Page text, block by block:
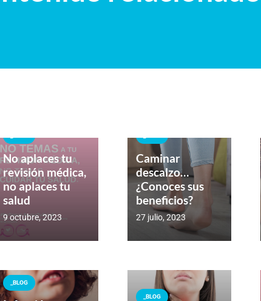
No aplaces tu
revisión médica,
no aplaces tu
salud
9 octubre, 2023
Caminar
descalzo…
¿Conoces sus
beneficios?
27 julio, 2023
_BLOG
_BLOG